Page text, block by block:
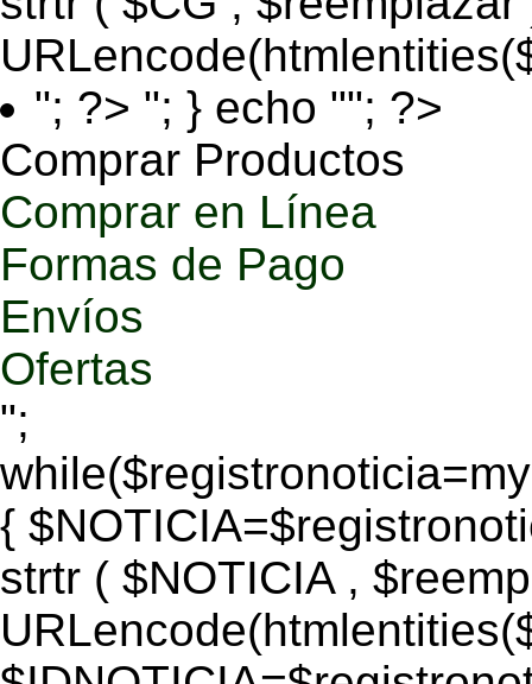
"; ?> "; } echo ""; ?>
Comprar Productos
Comprar en Línea
Formas de Pago
Envíos
Ofertas
";
{
strtr ( $NOTICIA ,